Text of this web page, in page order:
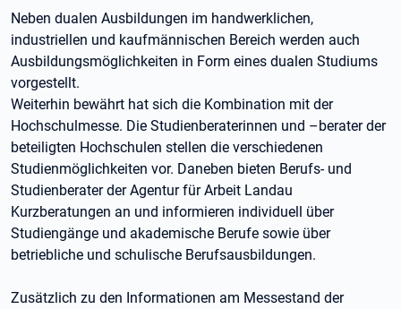
Neben dualen Ausbildungen im handwerklichen,
industriellen und kaufmännischen Bereich werden auch
Ausbildungsmöglichkeiten in Form eines dualen Studiums
vorgestellt.
Weiterhin bewährt hat sich die Kombination mit der
Hochschulmesse. Die Studienberaterinnen und –berater der
beteiligten Hochschulen stellen die verschiedenen
Studienmöglichkeiten vor. Daneben bieten Berufs- und
Studienberater der Agentur für Arbeit Landau
Kurzberatungen an und informieren individuell über
Studiengänge und akademische Berufe sowie über
betriebliche und schulische Berufsausbildungen.
Zusätzlich zu den Informationen am Messestand der